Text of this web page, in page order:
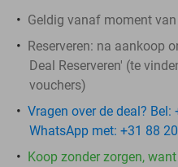
Geldig vanaf moment
Reserveren: na aankoop
Deal Reserveren' (te
vouchers)
Vragen over de deal?
WhatsApp met: +31 88
Koop zonder zorgen,